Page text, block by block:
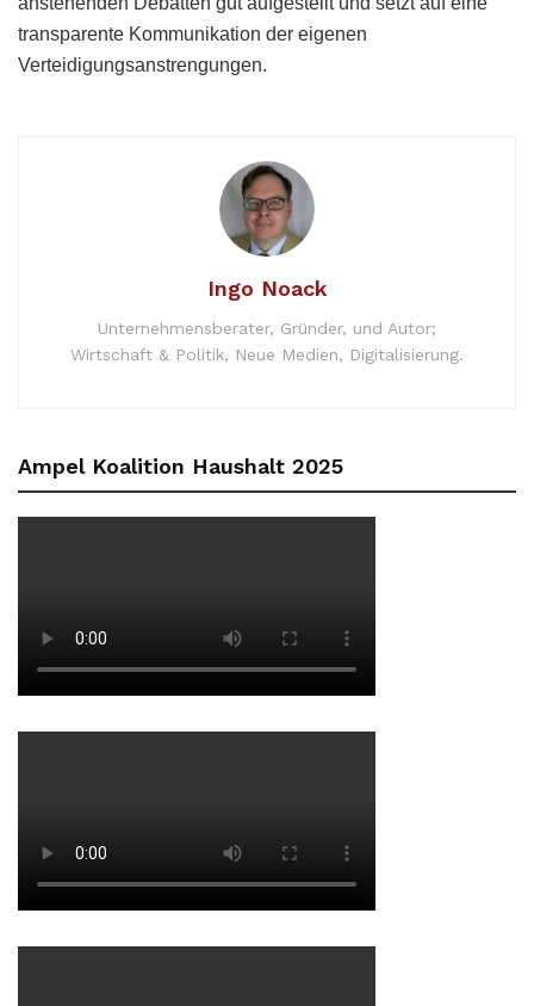
transparente Kommunikation der eigenen
Verteidigungsanstrengungen.
Ingo Noack
Unternehmensberater, Gründer, und Autor;
Wirtschaft & Politik, Neue Medien, Digitalisierung.
Ampel Koalition Haushalt 2025